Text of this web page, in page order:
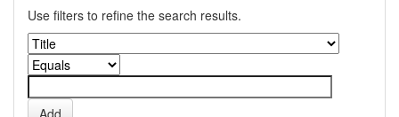
Use filters to refine the search results.